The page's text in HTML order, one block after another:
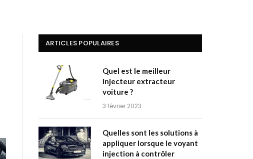
ARTICLES POPULAIRES
Quel est le meilleur
injecteur extracteur
voiture ?
3 février 2023
Quelles sont les solutions à
appliquer lorsque le voyant
injection à contrôler